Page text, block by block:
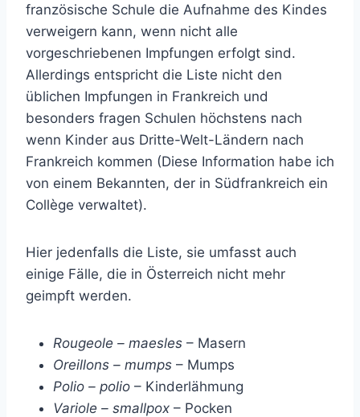
französische Schule die Aufnahme des Kindes
verweigern kann, wenn nicht alle
vorgeschriebenen Impfungen erfolgt sind.
Allerdings entspricht die Liste nicht den
üblichen Impfungen in Frankreich und
besonders fragen Schulen höchstens nach
wenn Kinder aus Dritte-Welt-Ländern nach
Frankreich kommen (Diese Information habe ich
von einem Bekannten, der in Südfrankreich ein
Collège verwaltet).
Hier jedenfalls die Liste, sie umfasst auch
einige Fälle, die in Österreich nicht mehr
geimpft werden.
Rougeole – maesles – Masern
Oreillons – mumps – Mumps
Polio – polio – Kinderlähmung
Variole – smallpox – Pocken